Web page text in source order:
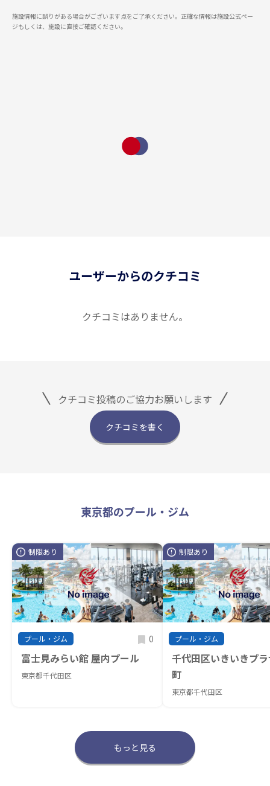
施設情報に誤りがある場合がございます点をご了承ください。正確な情報は施設公式ペー
ジもしくは、施設に直接ご確認ください。
ユーザーからのクチコミ
クチコミはありません。
クチコミ投稿のご協力お願いします
クチコミを書く
東京都のプール・ジム
制限あり
プール・ジム 0
富士見みらい館 屋内プール
東京都千代田区
制限あり
プール・ジム
千代田区いきいきプ
町
東京都千代田区
もっと見る